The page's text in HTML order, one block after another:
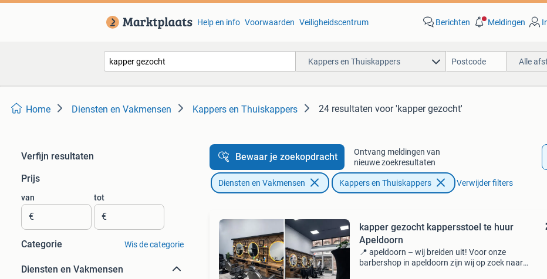
Help en info Voorwaarden Veiligheidscentrum Berichten Meldingen
Kappers en Thuiskappers Alle
Home Diensten en Vakmensen Kappers en Thuiskappers 24 resultaten voor 'kapper gezocht'
Verfijn resultaten
Prijs
van
€
tot
€
Categorie Wis de categorie
Diensten en Vakmensen
Bewaar je zoekopdracht
Ontvang meldingen van
nieuwe zoekresultaten
Diensten en Vakmensen Kappers en Thuiskappers Verwijder filters
kapper gezocht kappersstoel te huur
Apeldoorn
📍 apeldoorn – wij breiden uit! Voor onze
barbershop in apeldoorn zijn wij op zoek naar